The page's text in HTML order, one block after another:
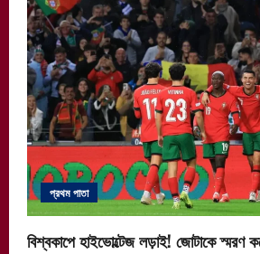
প্রথম পাতা
বিশ্বকাপে হাইভোল্টেজ লড়াই! জোটাকে স্মরণ